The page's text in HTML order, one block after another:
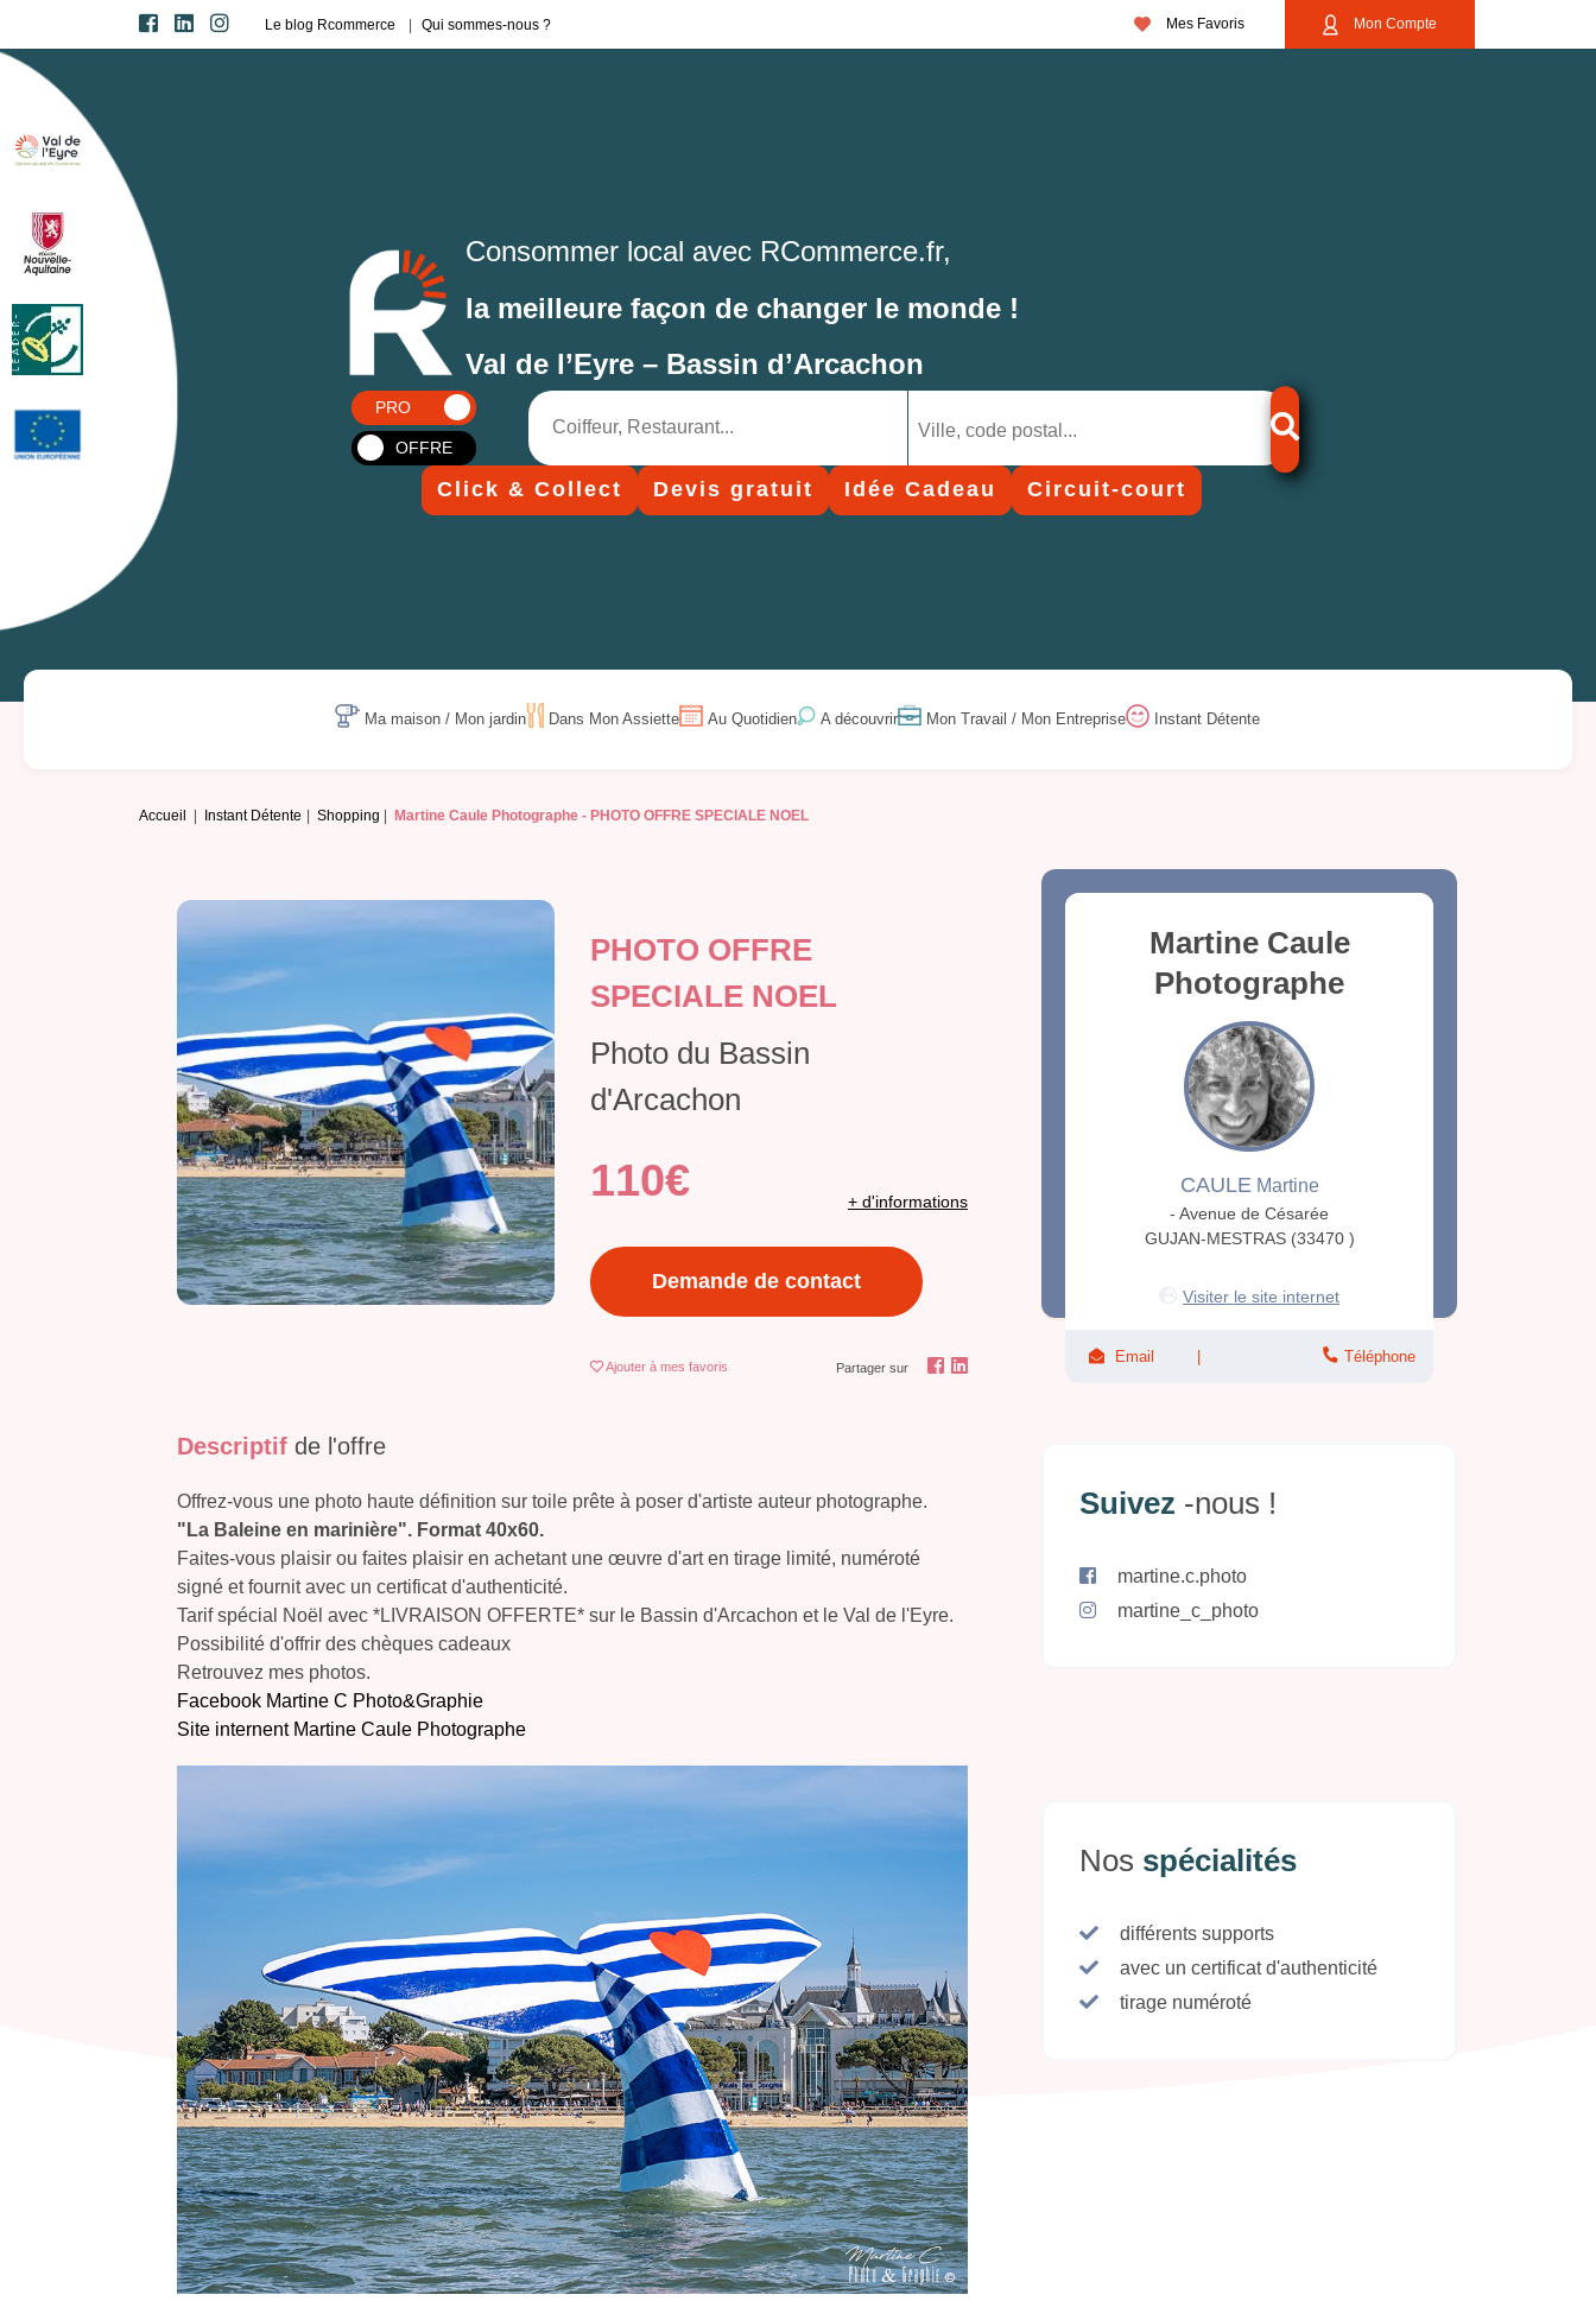
Le blog Rcommerce Qui sommes-nous ? Mes Favoris Mon Compte
Consommer local avec RCommerce.fr,
la meilleure façon de changer le monde !
Val de l’Eyre – Bassin d’Arcachon
PRO
OFFRE
Click & Collect Devis gratuit Idée Cadeau Circuit-court
Ma maison / Mon jardin Dans Mon Assiette Au Quotidien A découvrir Mon Travail / Mon Entreprise Instant Détente
Accueil Instant Détente Shopping Martine Caule Photographe - PHOTO OFFRE SPECIALE NOEL
PHOTO OFFRE
SPECIALE NOEL
Photo du Bassin
d'Arcachon
110€ + d'informations
Demande de contact
Ajouter à mes favoris Partager sur
Descriptif de l'offre
Offrez-vous une photo haute définition sur toile prête à poser d'artiste auteur photographe.
"La Baleine en marinière". Format 40x60.
Faites-vous plaisir ou faites plaisir en achetant une œuvre d'art en tirage limité, numéroté
signé et fournit avec un certificat d'authenticité.
Tarif spécial Noël avec *LIVRAISON OFFERTE* sur le Bassin d'Arcachon et le Val de l'Eyre.
Possibilité d'offrir des chèques cadeaux
Retrouvez mes photos.
Facebook Martine C Photo&Graphie
Site internent Martine Caule Photographe
Martine Caule
Photographe
CAULE Martine
- Avenue de Césarée
GUJAN-MESTRAS (33470 )
Visiter le site internet
Email Téléphone
Suivez -nous !
martine.c.photo
martine_c_photo
Nos spécialités
différents supports
avec un certificat d'authenticité
tirage numéroté